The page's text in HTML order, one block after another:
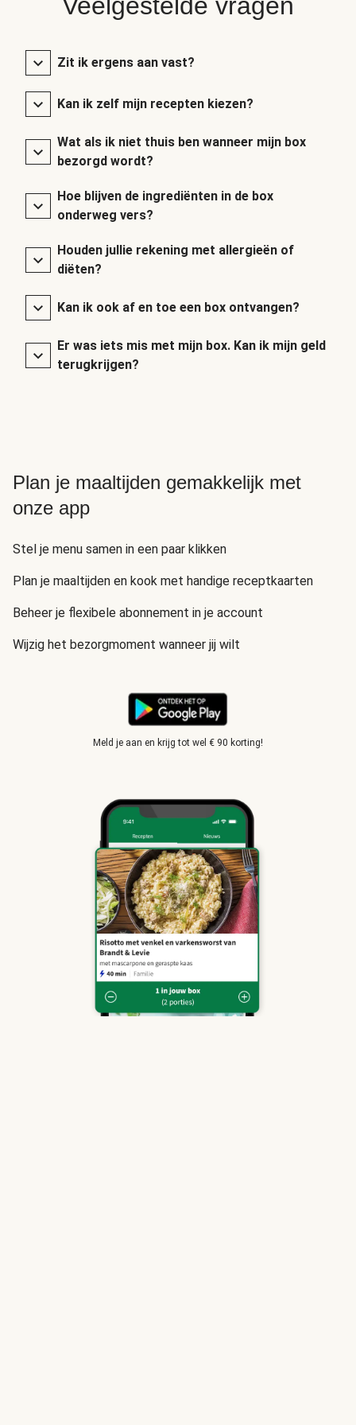
Zit ik ergens aan vast?
Kan ik zelf mijn recepten kiezen?
Wat als ik niet thuis ben wanneer mijn box
bezorgd wordt?
Hoe blijven de ingrediënten in de box
onderweg vers?
Houden jullie rekening met allergieën of
diëten?
Kan ik ook af en toe een box ontvangen?
Er was iets mis met mijn box. Kan ik mijn geld
terugkrijgen?
Plan je maaltijden gemakkelijk met
onze app
Stel je menu samen in een paar klikken
Plan je maaltijden en kook met handige receptkaarten
Beheer je flexibele abonnement in je account
Wijzig het bezorgmoment wanneer jij wilt
Meld je aan en krijg tot wel € 90 korting!